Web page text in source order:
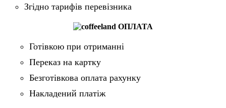
Згідно тарифів перевізника
ОПЛАТА
Готівкою при отриманні
Переказ на картку
Безготівкова оплата рахунку
Накладений платіж